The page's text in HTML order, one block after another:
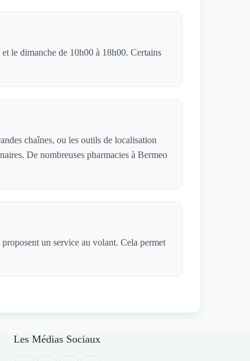
le dimanche de 10h00 à 18h00. Certains
chaînes, ou les outils de localisation
De nombreuses pharmacies à Bermeo
un service au volant. Cela permet
Les Médias Sociaux